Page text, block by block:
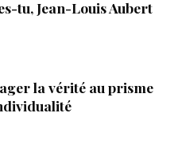
tu, Jean-Louis Aubert
la vérité au prisme